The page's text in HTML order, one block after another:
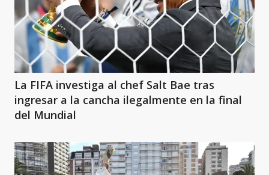
La FIFA investiga al chef Salt Bae tras
ingresar a la cancha ilegalmente en la final
del Mundial